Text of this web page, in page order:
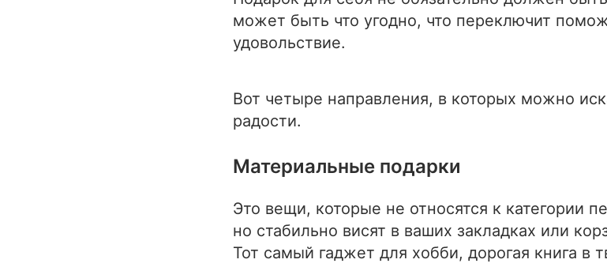
может быть что угодно, что переключит
удовольствие.
Вот четыре направления, в которых можно
радости.
Материальные подарки
Это вещи, которые не относятся к категории
но стабильно висят в ваших закладках или
Тот самый гаджет для хобби, дорогая книга в